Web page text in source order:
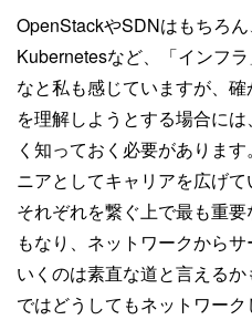
OpenStackやSDNはもちろ
Kubernetesなど、「インフ
なと私も感じていますが、
を理解しようとする場合に
く知っておく必要がありま
ニアとしてキャリアを広げ
それぞれを繋ぐ上で最も重
もなり、ネットワークから
いくのは素直な道と言える
ではどうしてもネットワー